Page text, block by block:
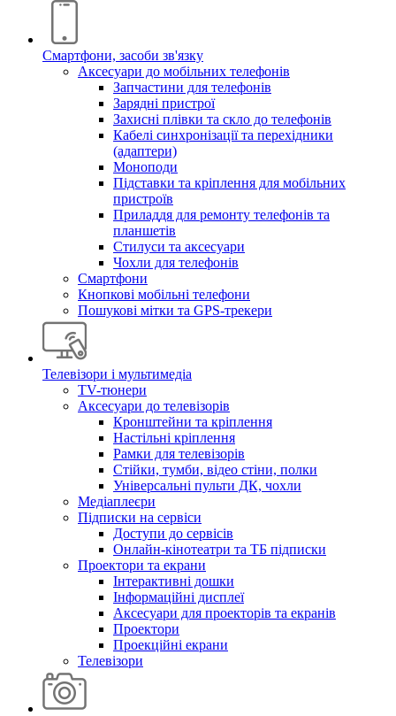
Смартфони, засоби зв'язку
Аксесуари до мобільних телефонів
Запчастини для телефонів
Зарядні пристрої
Захисні плівки та скло до телефонів
Кабелі синхронізації та перехідники
(адаптери)
Моноподи
Підставки та кріплення для мобільних
пристроїв
Приладдя для ремонту телефонів та
планшетів
Стилуси та аксесуари
Чохли для телефонів
Смартфони
Кнопкові мобільні телефони
Пошукові мітки та GPS-трекери
Телевізори і мультимедіа
TV-тюнери
Аксесуари до телевізорів
Кронштейни та кріплення
Настільні кріплення
Рамки для телевізорів
Стійки, тумби, відео стіни, полки
Універсальні пульти ДК, чохли
Медіаплеєри
Підписки на сервіси
Доступи до сервісів
Онлайн-кінотеатри та ТБ підписки
Проектори та екрани
Інтерактивні дошки
Інформаційні дисплеї
Аксесуари для проекторів та екранів
Проектори
Проекційні екрани
Телевізори